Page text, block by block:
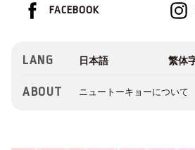
FACEBOOK
LANG
ABOUT ニュートーキョーについて